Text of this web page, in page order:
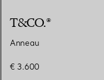
T&CO.®
Anneau
€ 3.600